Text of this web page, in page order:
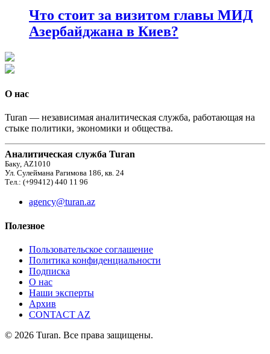
Что стоит за визитом главы МИД
Азербайджана в Киев?
О нас
Turan — независимая аналитическая служба, работающая на
стыке политики, экономики и общества.
Аналитическая служба Turan
Баку, AZ1010
Ул. Сулеймана Рагимова 186, кв. 24
Тел.: (+99412) 440 11 96
agency@turan.az
Полезное
Пользовательское соглашение
Политика конфиденциальности
Подписка
О нас
Наши эксперты
Архив
CONTACT AZ
© 2026 Turan. Все права защищены.